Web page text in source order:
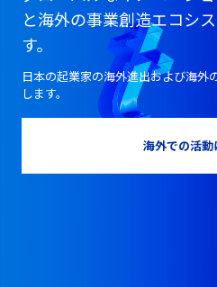
と海外の事業創造エコシ
す。
日本の起業家の海外進出および海外
します。
海外での活動